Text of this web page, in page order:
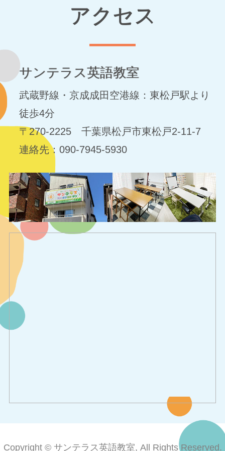
アクセス
サンテラス英語教室
武蔵野線・京成成田空港線：東松戸駅より
徒歩4分
〒270-2225 千葉県松戸市東松戸2-11-7
連絡先：090-7945-5930
Copyright © サンテラス英語教室, All Rights Reserved.